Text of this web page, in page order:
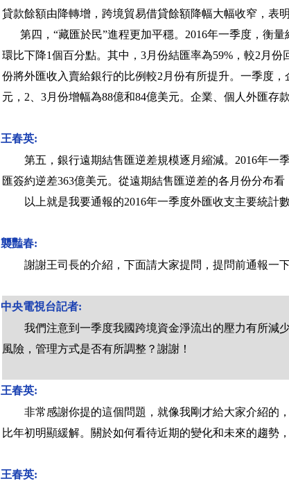
貸款餘額由降轉增，跨境貿易借貸餘額降幅大幅收窄，表
第四， “藏匯於民”進程更加平穩。 2016年一季度，衡量
環比下降1個百分點。其中， 3月份結匯率為59%，較2 月份
份將外匯收入賣給銀行的比例較2 月份有所提升。一季度
元， 2 3月份增幅為88億和84億美元。企業、個人外匯存
王春英:
第五，銀行遠期結售匯逆差規模逐月縮減。 2016年一
匯簽約逆差363億美元。從遠期結售匯逆差的各月份分布看
以上就是我要通報的2016年一季度外匯收支主要統計
襲豔春:
謝謝王司長的介紹，下面請大家提問，提問前通報一
中央電視台記者:
我們注意到一季度我國跨境資金淨流出的壓力有所減
風險，管理方式是否有所調整？謝謝！
王春英:
非常感謝你提的這個問題，就像我剛才給大家介紹的
比年初明顯緩解。關於如何看待近期的變化和未來的趨勢
王春英: